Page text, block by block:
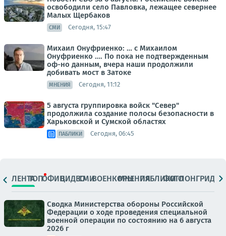
освободили село Павловка, лежащее севернее
Малых Щербаков
СМИ Сегодня, 15:47
Михаил Онуфриенко: … с Михаилом
Онуфриенко …. По пока не подтвержденным
оф-но данным, вчера наши продолжили
добивать мост в Затоке
МНЕНИЯ Сегодня, 11:12
5 августа группировка войск "Север"
продолжила создание полосы безопасности в
Харьковской и Сумской областях
ПАБЛИКИ Сегодня, 06:45
ЛЕНТАТОПОФИЦ.ВИДЕОСМИВОЕНКОРЫМНЕНИЯПАБЛИКИ
ФОТОЛОНГРИДЫ
Сводка Министерства обороны Российской
Федерации о ходе проведения специальной
военной операции по состоянию на 6 августа
2026 г